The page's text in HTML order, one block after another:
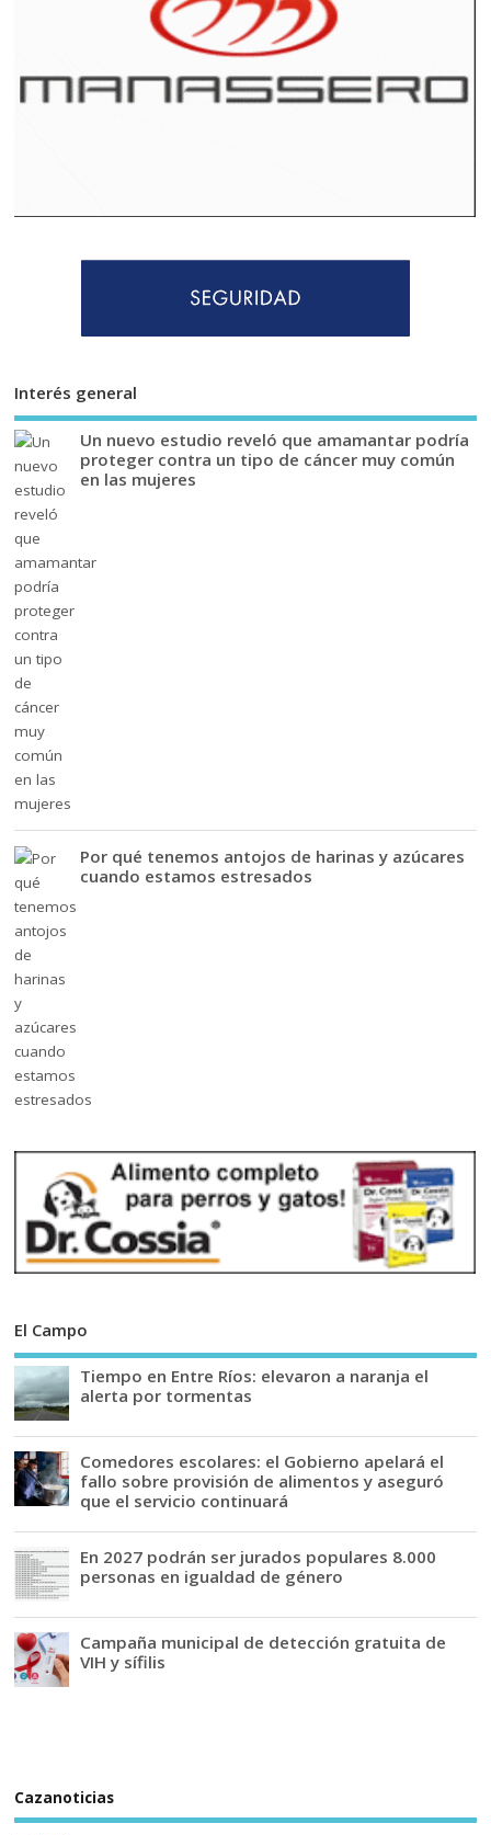
Interés general
Un nuevo estudio reveló que amamantar podría
proteger contra un tipo de cáncer muy común
en las mujeres
Por qué tenemos antojos de harinas y azúcares
cuando estamos estresados
El Campo
Tiempo en Entre Ríos: elevaron a naranja el
alerta por tormentas
Comedores escolares: el Gobierno apelará el
fallo sobre provisión de alimentos y aseguró
que el servicio continuará
En 2027 podrán ser jurados populares 8.000
personas en igualdad de género
Campaña municipal de detección gratuita de
VIH y sífilis
Cazanoticias